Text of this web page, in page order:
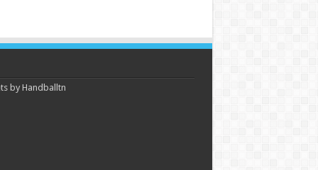
by Handballtn